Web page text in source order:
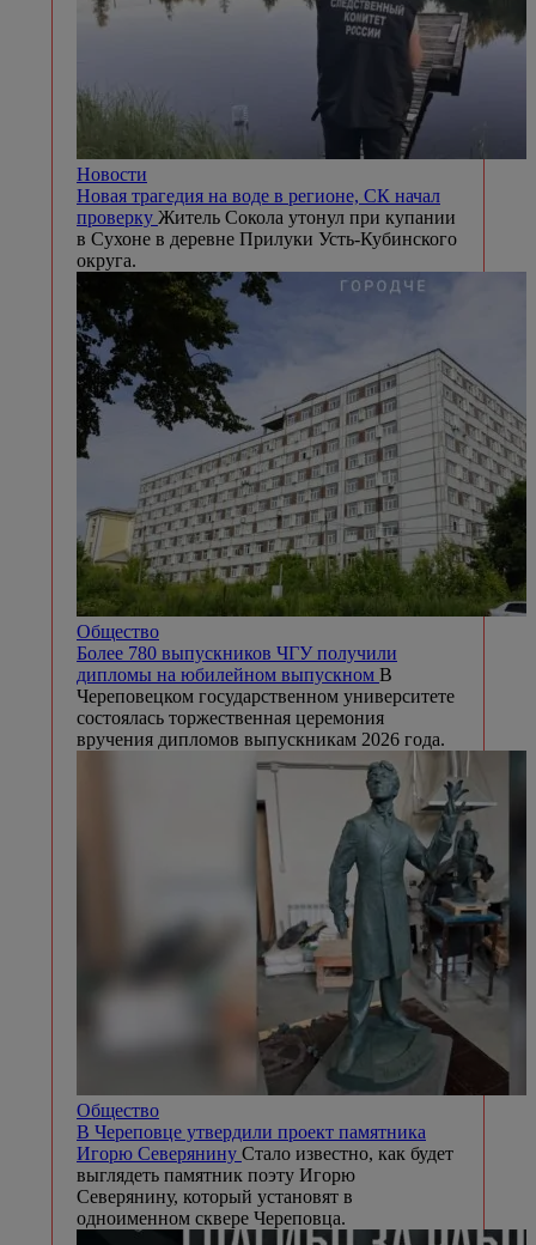
Новости
Новая трагедия на воде в регионе, СК начал
проверку Житель Сокола утонул при купании
в Сухоне в деревне Прилуки Усть-Кубинского
округа.
Общество
Более 780 выпускников ЧГУ получили
дипломы на юбилейном выпускном В
Череповецком государственном университете
состоялась торжественная церемония
вручения дипломов выпускникам 2026 года.
Общество
В Череповце утвердили проект памятника
Игорю Северянину Стало известно, как будет
выглядеть памятник поэту Игорю
Северянину, который установят в
одноименном сквере Череповца.